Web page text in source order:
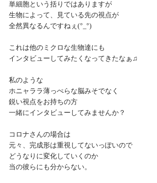
単細胞という括りではありますが
生物によって、見ている先の視点が
全然異なるんですねぇ(°_°)
これは他のミクロな生物達にも
インタビューしてみたくなってきたなぁ♫
私のような
ホニャララ薄っぺらな脳みそでなく
鋭い視点をお持ちの方
一緒にインタビューしてみませんか？
コロナさんの場合は
元々、完成形は重視してないっぽいので
どうなりに変化していくのか
当の彼らにも分からない。